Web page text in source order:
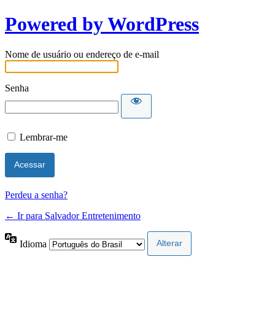
Powered by WordPress
Nome de usuário ou endereço de e-mail
Senha
Lembrar-me
Perdeu a senha?
← Ir para Salvador Entretenimento
Idioma